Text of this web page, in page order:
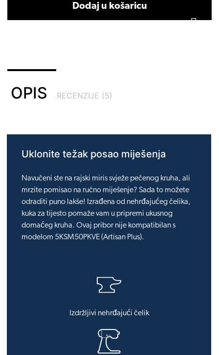
Dodaj u košaricu
OPIS RECENZIJE (5)
Uklonite težak posao miješenja
Navučeni ste na rajski miris svježe pečenog kruha, ali
mrzite pomisao na ručno miješenje? Sada to možete
odraditi puno lakše! Izrađena od nehrđajućeg čelika,
kuka za tijesto pomaže vam u pripremi ukusnog
domaćeg kruha. Ovaj pribor nije kompatibilan s
modelom 5KSM50PKVE (Artisan Plus).
Izdržljivi nehrđajući čelik